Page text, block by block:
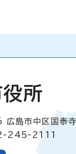
所
広島市中区国泰
245-2111